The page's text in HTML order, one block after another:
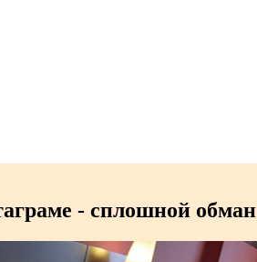
- сплошной обман